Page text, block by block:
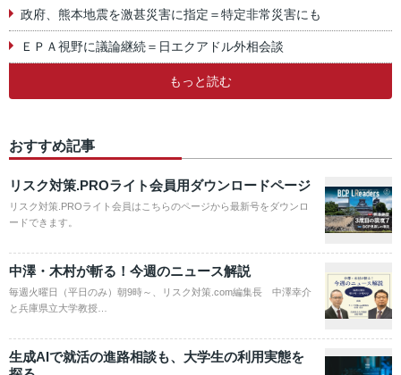
政府、熊本地震を激甚災害に指定＝特定非常災害にも
ＥＰＡ視野に議論継続＝日エクアドル外相会談
もっと読む
おすすめ記事
リスク対策.PROライト会員用ダウンロードページ
リスク対策.PROライト会員はこちらのページから最新号をダウンロ
ードできます。
中澤・木村が斬る！今週のニュース解説
毎週火曜日（平日のみ）朝9時～、リスク対策.com編集長 中澤幸介
と兵庫県立大学教授…
生成AIで就活の進路相談も、大学生の利用実態を